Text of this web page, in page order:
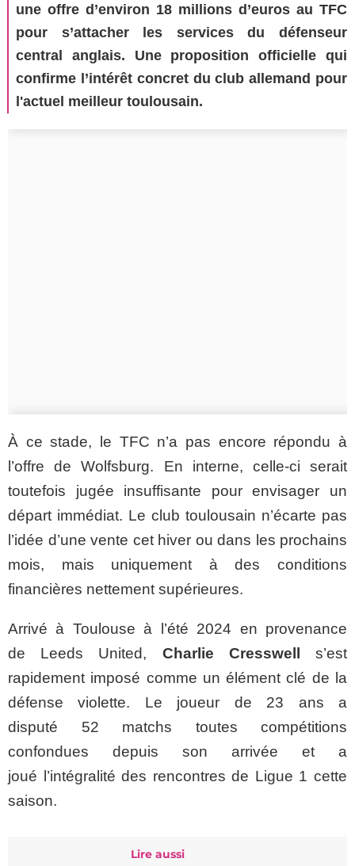
une offre d’environ 18 millions d’euros au TFC
pour s’attacher les services du défenseur
central anglais. Une proposition officielle qui
confirme l’intérêt concret du club allemand pour
l'actuel meilleur toulousain.
À ce stade, le TFC n’a pas encore répondu à
l’offre de Wolfsburg. En interne, celle-ci serait
toutefois jugée insuffisante pour envisager un
départ immédiat. Le club toulousain n’écarte pas
l’idée d’une vente cet hiver ou dans les prochains
mois, mais uniquement à des conditions
financières nettement supérieures.
Arrivé à Toulouse à l’été 2024 en provenance
de Leeds United, Charlie Cresswell
s’est
rapidement imposé comme un élément clé de la
défense violette. Le joueur de 23 ans a
disputé 52 matchs toutes compétitions
confondues depuis son arrivée et a
joué l’intégralité des rencontres de Ligue 1 cette
saison.
Lire aussi